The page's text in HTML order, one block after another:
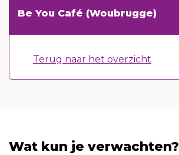
Be You Café (Woubrugge)
Terug naar het overzicht
Wat kun je verwachten?